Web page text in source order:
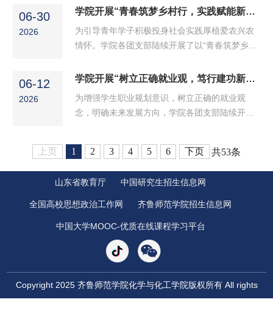
个篇章，集中展示齐鲁各类非遗项目。“扎、糊、
绘、放”四艺俱全的潍坊风筝、...
日前往济南市平阴县玫瑰镇人民政府，与镇团委
备工作与落地细节。座谈过程中，双方围绕实践
安排充分交换意见。队员向镇团委详细介绍队伍
要走进玫瑰深加工龙头企业，实地了解化工技术
在玫瑰产品加工领域的实际应用，...
06-30
2026
学院开展“青春筑梦乡村行，实践赋能新时代”青年大学习活动
为引导青年学子积极投身社会实践厚植爱农兴农
情怀。学院各团支部陆续开展了以“青春筑梦乡村
班团支书作为主讲人引领同学们读懂“三下乡”实
乡村振兴发展大局在基层实践的广阔天地中书写
无悔青春篇章。新视界助力乡村精神文明建设传
专业所学转化为乡村振兴实效让青年成长与乡村
06-12
2026
学院开展“树立正确就业观，笃行建功新征程”青年大学习活动
为增强学生职业规划意识，树立正确的就业观
念，明确未来发展方向，学院各团支部陆续开展
同学们将个人的“小我”融入祖国的“大我”，在新时
代的征程上书写无悔的青春。新视界高校毕业生
规模持续增长，传统就业市场趋于饱和。“十五
五”规划谋篇布局、推进农业农村现代化、增强区
展，需要大量高素质人才扎根基层岗位，...
上页 1 2 3 4 5 6 下页 共53条
山东省教育厅 中国研究生招生信息网
全国高校思想政治工作网 齐鲁师范学院招生信息网
中国大学MOOC-优质在线课程学习平台
Copyright 2025 齐鲁师范学院化学与化工学院版权所有 All rights